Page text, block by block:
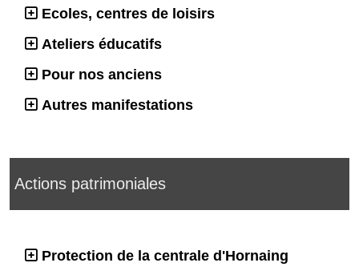
Ecoles, centres de loisirs
Ateliers éducatifs
Pour nos anciens
Autres manifestations
Actions patrimoniales
Protection de la centrale d'Hornaing